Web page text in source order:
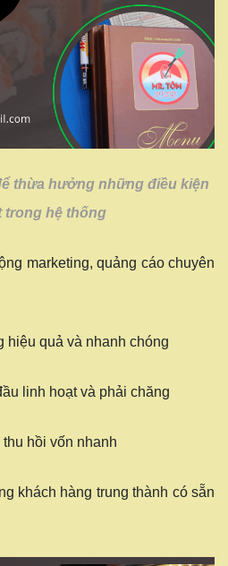
thừa hưởng những điều kiện
trong hệ thống
marketing, quảng cáo chuyên
hiệu quả và nhanh chóng
linh hoạt và phải chăng
hồi vốn nhanh
khách hàng trung thành có sẵn